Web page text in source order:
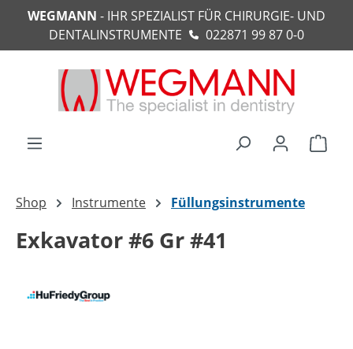
springen
WEGMANN - IHR SPEZIALIST FÜR CHIRURGIE- UND
DENTALINSTRUMENTE
022871 99 87 0-0
Shop Instrumente Füllungsinstrumente
Exkavator #6 Gr #41